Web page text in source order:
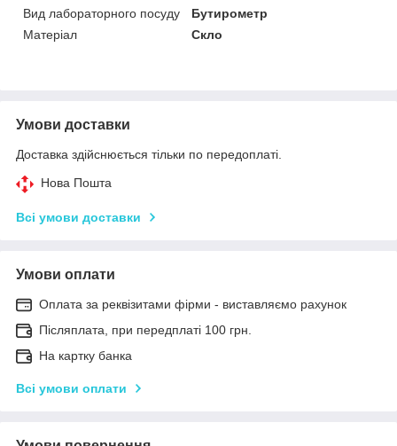
Вид лабораторного посуду
Бутирометр
Матеріал
Скло
Умови доставки
Доставка здійснюється тільки по передоплаті.
Нова Пошта
Всі умови доставки
Умови оплати
Оплата за реквізитами фірми - виставляємо рахунок
Післяплата, при передплаті 100 грн.
На картку банка
Всі умови оплати